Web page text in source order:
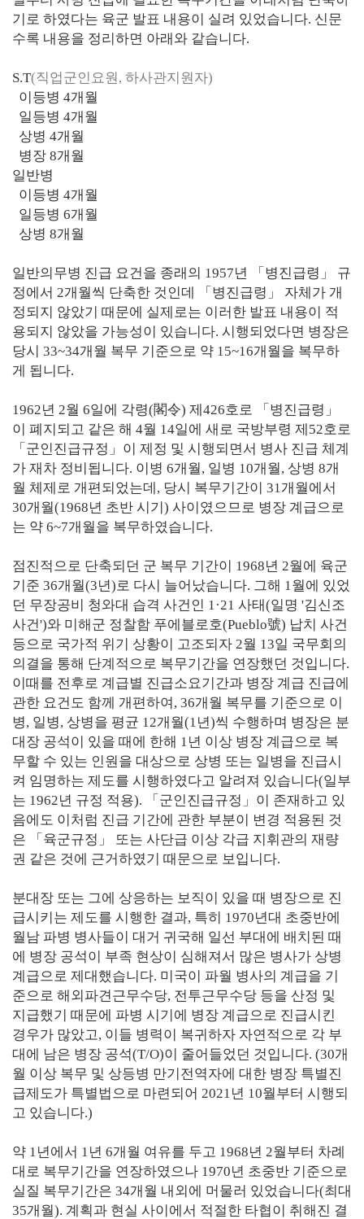
기로 하였다는 육군 발표 내용이 실려 있었습니다. 신문
수록 내용을 정리하면 아래와 같습니다.
S.T(직업군인요원, 하사관지원자)
이등병 4개월
일등병 4개월
상병 4개월
병장 8개월
일반병
이등병 4개월
일등병 6개월
상병 8개월
일반의무병 진급 요건을 종래의 1957년 「병진급령」 규
정에서 2개월씩 단축한 것인데 「병진급령」 자체가 개
정되지 않았기 때문에 실제로는 이러한 발표 내용이 적
용되지 않았을 가능성이 있습니다. 시행되었다면 병장은
당시 33~34개월 복무 기준으로 약 15~16개월을 복무하
게 됩니다.
1962년 2월 6일에 각령(閣令) 제426호로 「병진급령」
이 폐지되고 같은 해 4월 14일에 새로 국방부령 제52호로
「군인진급규정」이 제정 및 시행되면서 병사 진급 체계
가 재차 정비됩니다. 이병 6개월, 일병 10개월, 상병 8개
월 체제로 개편되었는데, 당시 복무기간이 31개월에서
30개월(1968년 초반 시기) 사이였으므로 병장 계급으로
는 약 6~7개월을 복무하였습니다.
점진적으로 단축되던 군 복무 기간이 1968년 2월에 육군
기준 36개월(3년)로 다시 늘어났습니다. 그해 1월에 있었
던 무장공비 청와대 습격 사건인 1·21 사태(일명 '김신조
사건')와 미해군 정찰함 푸에블로호(Pueblo號) 납치 사건
등으로 국가적 위기 상황이 고조되자 2월 13일 국무회의
의결을 통해 단계적으로 복무기간을 연장했던 것입니다.
이때를 전후로 계급별 진급소요기간과 병장 계급 진급에
관한 요건도 함께 개편하여, 36개월 복무를 기준으로 이
병, 일병, 상병을 평균 12개월(1년)씩 수행하며 병장은 분
대장 공석이 있을 때에 한해 1년 이상 병장 계급으로 복
무할 수 있는 인원을 대상으로 상병 또는 일병을 진급시
켜 임명하는 제도를 시행하였다고 알려져 있습니다(일부
는 1962년 규정 적용). 「군인진급규정」이 존재하고 있
음에도 이처럼 진급 기간에 관한 부분이 변경 적용된 것
은 「육군규정」 또는 사단급 이상 각급 지휘관의 재량
권 같은 것에 근거하였기 때문으로 보입니다.
분대장 또는 그에 상응하는 보직이 있을 때 병장으로 진
급시키는 제도를 시행한 결과, 특히 1970년대 초중반에
월남 파병 병사들이 대거 귀국해 일선 부대에 배치된 때
에 병장 공석이 부족 현상이 심해져서 많은 병사가 상병
계급으로 제대했습니다. 미국이 파월 병사의 계급을 기
준으로 해외파견근무수당, 전투근무수당 등을 산정 및
지급했기 때문에 파병 시기에 병장 계급으로 진급시킨
경우가 많았고, 이들 병력이 복귀하자 자연적으로 각 부
대에 남은 병장 공석(T/O)이 줄어들었던 것입니다. (30개
월 이상 복무 및 상등병 만기전역자에 대한 병장 특별진
급제도가 특별법으로 마련되어 2021년 10월부터 시행되
고 있습니다.)
약 1년에서 1년 6개월 여유를 두고 1968년 2월부터 차례
대로 복무기간을 연장하였으나 1970년 초중반 기준으로
실질 복무기간은 34개월 내외에 머물러 있었습니다(최대
35개월). 계획과 현실 사이에서 적절한 타협이 취해진 결